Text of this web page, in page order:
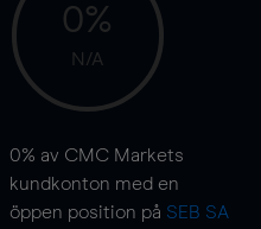
0%
N/A
0% av CMC Markets
kundkonton med en
öppen position på SEB SA